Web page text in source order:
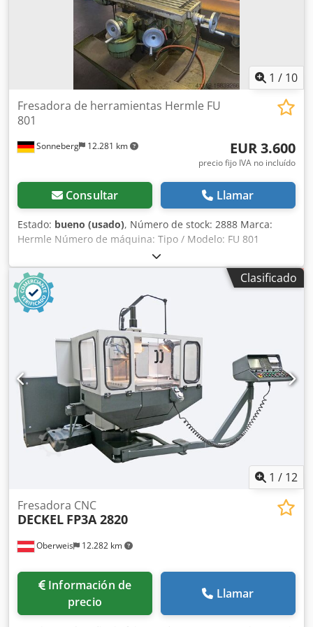
1 / 10
Sonneberg 12.281 km
Fresadora de herramientas Hermle FU
801
EUR 3.600
precio fijo IVA no incluído
Consultar Llamar
Estado: bueno (usado), Número de stock: 2888 Marca:
Hermle Número de máquina: Tipo / Modelo: FU 801
Trayectorias x-y-z: 400 - 150 - 350 mm Dedpfx Aaeub
Rxcegjck Recorrido manual: 430 - 160 - 370 mm Mesa: 800
x 220 mm Velocidad: de 50 a 3.150 rpm Soporte del husillo:
SK 40 Velocidades de avance: de 4 a 1.100 mm/min Avance
rápido: de 8 a 3.300 mm/min Conexión:
Accesorios/equipamiento: Dispositivo de refrigeración;
contracojinete, cabezal divisor (integrado), varios soportes,
varios husillos horizontales Estado: bueno, el eje Z sólo
funciona con ajuste manual Peso: 0,8 toneladas
Dimensiones: 2.300 x 1.700 x 2.400 mm
Clasificado
1 / 12
Oberweis 12.282 km
Fresadora CNC
DECKEL FP3A 2820
Información de
precio
Llamar